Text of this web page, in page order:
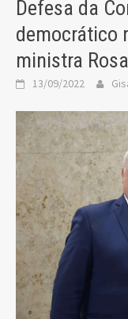
Defesa da
democrático
ministra
13/09/2022